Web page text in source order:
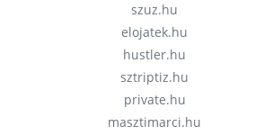
szuz.hu
elojatek.hu
hustler.hu
sztriptiz.hu
private.hu
masztimarci.hu